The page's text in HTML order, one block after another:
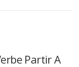
Partir A